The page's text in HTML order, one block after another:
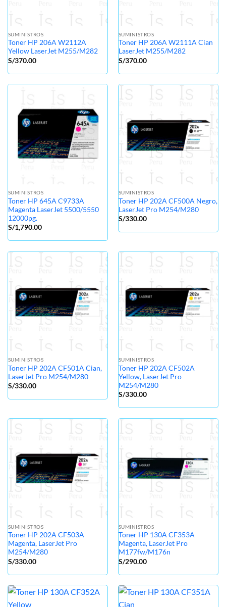
SUMINISTROS
Toner HP 206A W2112A
Yellow LaserJet M255/M282
S/370.00
SUMINISTROS
Toner HP 206A W2111A Cian
LaserJet M255/M282
S/370.00
SUMINISTROS
Toner HP 645A C9733A
Magenta LaserJet 5500/5550
12000pg.
S/1,790.00
SUMINISTROS
Toner HP 202A CF500A Negro,
LaserJet Pro M254/M280
S/330.00
SUMINISTROS
Toner HP 202A CF501A Cian,
LaserJet Pro M254/M280
S/330.00
SUMINISTROS
Toner HP 202A CF502A
Yellow, LaserJet Pro
M254/M280
S/330.00
SUMINISTROS
Toner HP 202A CF503A
Magenta, LaserJet Pro
M254/M280
S/330.00
SUMINISTROS
Toner HP 130A CF353A
Magenta, LaserJet Pro
M177fw/M176n
S/290.00